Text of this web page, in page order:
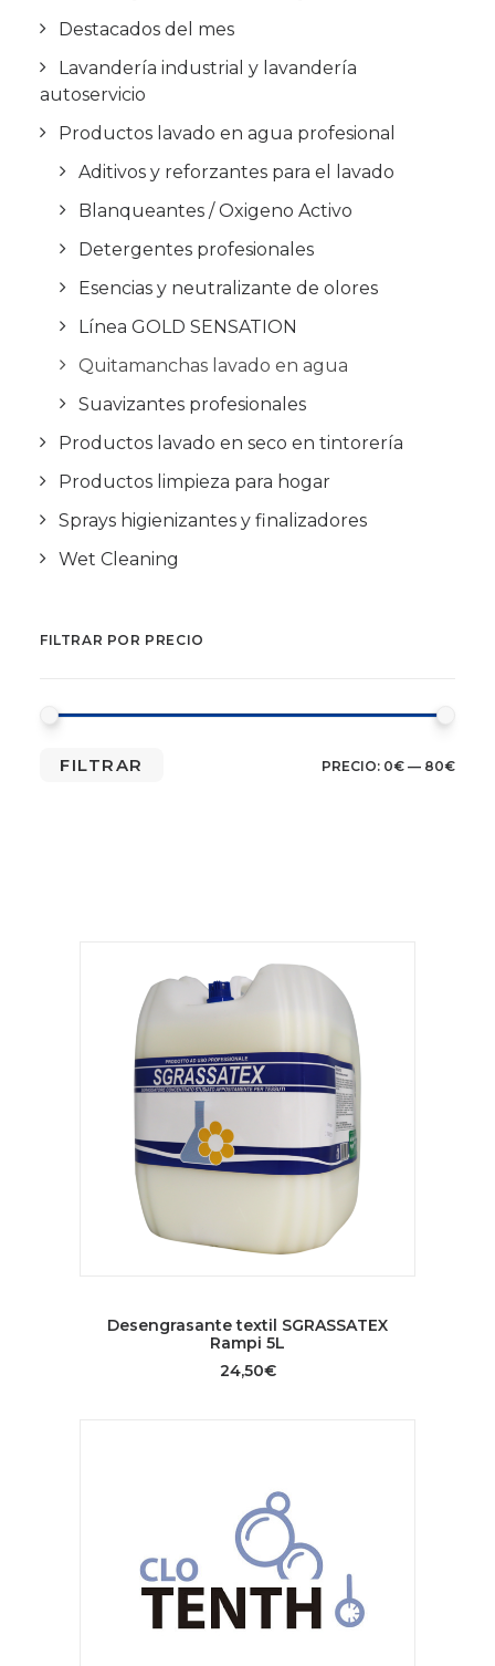
Destacados del mes
Lavandería industrial y lavandería
autoservicio
Productos lavado en agua profesional
Aditivos y reforzantes para el lavado
Blanqueantes / Oxigeno Activo
Detergentes profesionales
Esencias y neutralizante de olores
Línea GOLD SENSATION
Quitamanchas lavado en agua
Suavizantes profesionales
Productos lavado en seco en tintorería
Productos limpieza para hogar
Sprays higienizantes y finalizadores
Wet Cleaning
FILTRAR POR PRECIO
FILTRAR PRECIO: 0€ — 80€
Desengrasante textil SGRASSATEX
Rampi 5L
24,50€